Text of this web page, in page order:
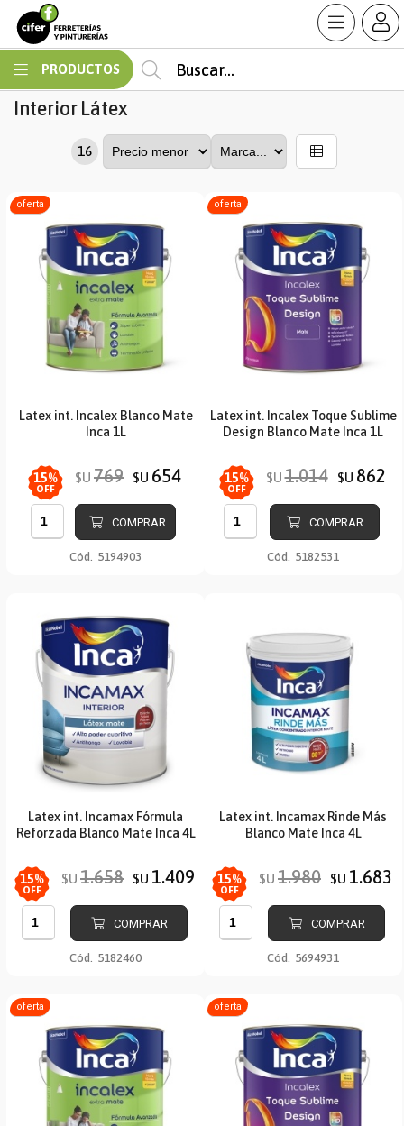
PRODUCTOS
Interior Látex
16
oferta
Latex int. Incalex Blanco Mate
Inca 1L
15%
OFF
$U 769 $U 654
COMPRAR
Cód. 5194903
oferta
Latex int. Incalex Toque Sublime
Design Blanco Mate Inca 1L
15%
OFF
$U 1.014 $U 862
COMPRAR
Cód. 5182531
Latex int. Incamax Fórmula
Reforzada Blanco Mate Inca 4L
15%
OFF
$U 1.658 $U 1.409
COMPRAR
Cód. 5182460
Latex int. Incamax Rinde Más
Blanco Mate Inca 4L
15%
OFF
$U 1.980 $U 1.683
COMPRAR
Cód. 5694931
oferta oferta